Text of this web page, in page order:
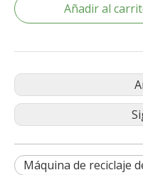
Añadir al
Máquina de reciclaje